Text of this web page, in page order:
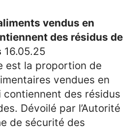
vendus en
des résidus de
16.05.25
est la proportion de
vendues en
contiennent des résidus
Dévoilé par l’Autorité
de sécurité des